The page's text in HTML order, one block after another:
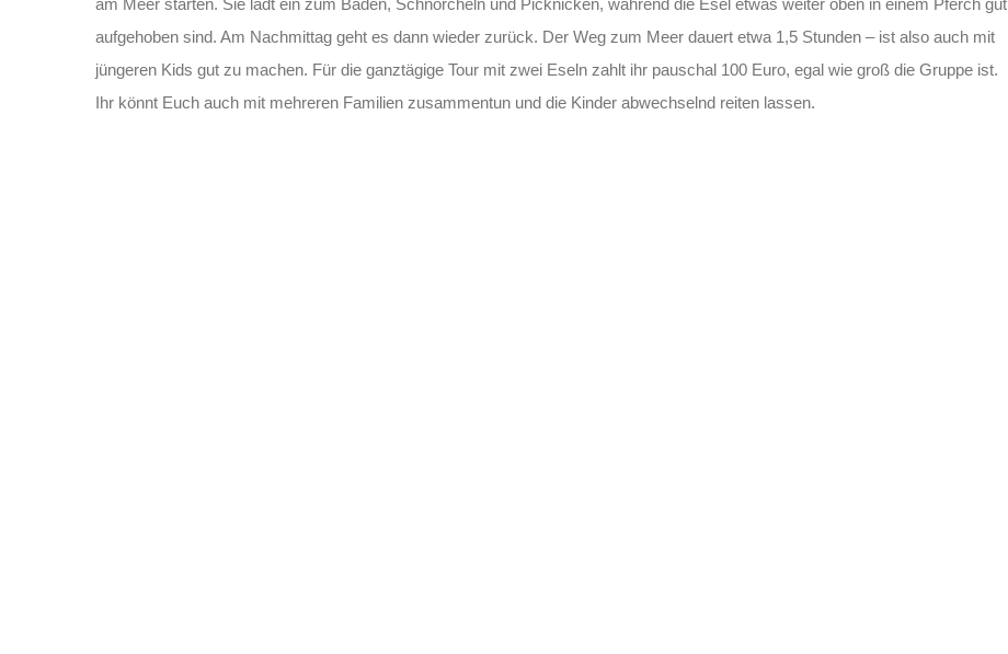
am Meer starten. Sie lädt ein zum Baden, Schnorcheln und Picknicken, während die Esel etwas weiter oben in einem Pferch gut
aufgehoben sind. Am Nachmittag geht es dann wieder zurück. Der Weg zum Meer dauert etwa 1,5 Stunden – ist also auch mit
jüngeren Kids gut zu machen. Für die ganztägige Tour mit zwei Eseln zahlt ihr pauschal 100 Euro, egal wie groß die Gruppe ist.
Ihr könnt Euch auch mit mehreren Familien zusammentun und die Kinder abwechselnd reiten lassen.